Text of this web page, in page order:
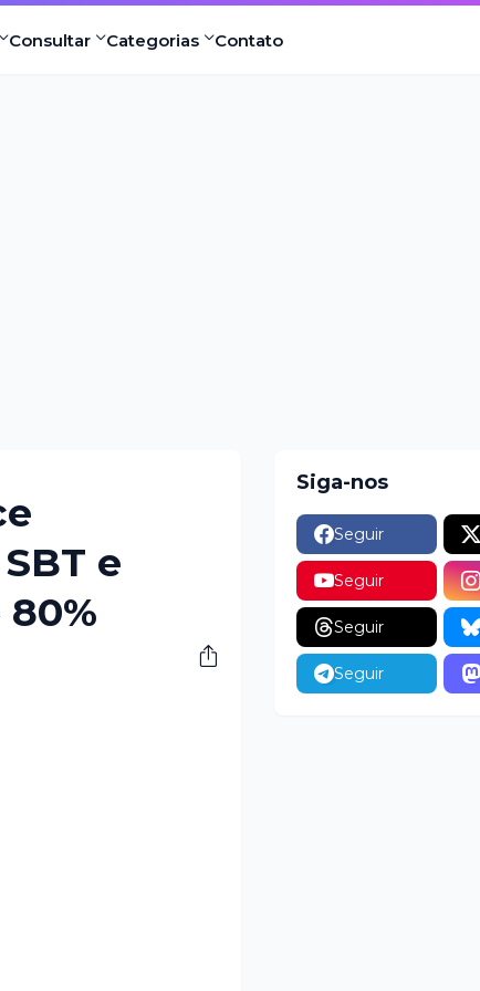
Consultar Categorias Contato
e
Siga-nos
Seguir
Seguir
Seguir
Seguir